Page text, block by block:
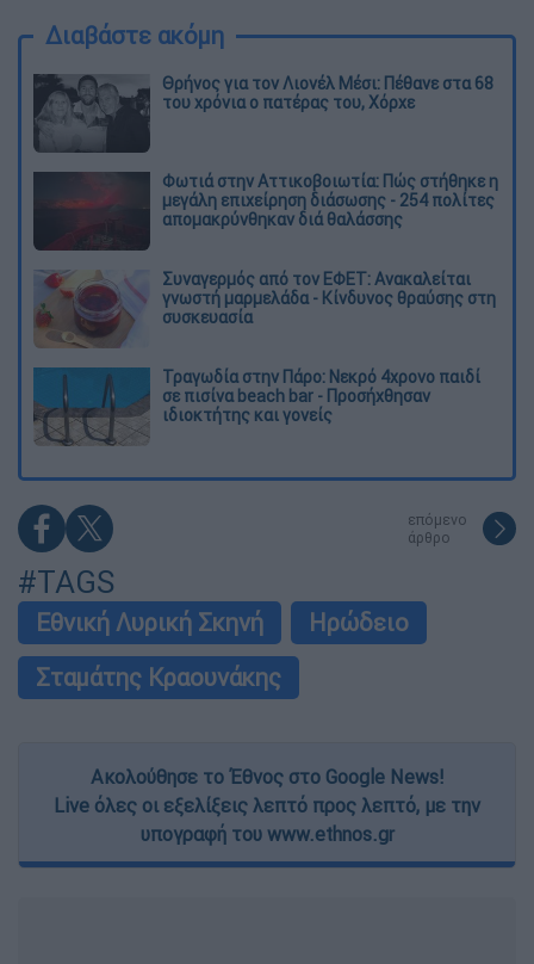
Διαβάστε ακόμη
Θρήνος για τον Λιονέλ Μέσι: Πέθανε στα 68
του χρόνια ο πατέρας του, Χόρχε
Φωτιά στην Αττικοβοιωτία: Πώς στήθηκε η
μεγάλη επιχείρηση διάσωσης - 254 πολίτες
απομακρύνθηκαν διά θαλάσσης
Συναγερμός από τον ΕΦΕΤ: Ανακαλείται
γνωστή μαρμελάδα - Κίνδυνος θραύσης στη
συσκευασία
Τραγωδία στην Πάρο: Νεκρό 4χρονο παιδί
σε πισίνα beach bar - Προσήχθησαν
ιδιοκτήτης και γονείς
επόμενο
άρθρο
#TAGS
Εθνική Λυρική Σκηνή
Ηρώδειο
Σταμάτης Κραουνάκης
Ακολούθησε το Έθνος στο Google News!
Live όλες οι εξελίξεις λεπτό προς λεπτό, με την
υπογραφή του www.ethnos.gr